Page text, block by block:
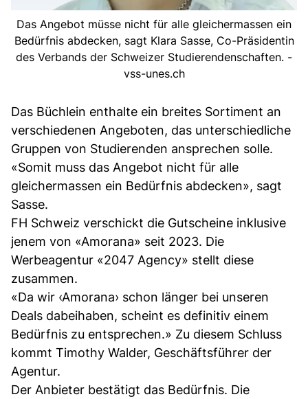
Das Angebot müsse nicht für alle gleichermassen ein
Bedürfnis abdecken, sagt Klara Sasse, Co-Präsidentin
des Verbands der Schweizer Studierendenschaften. -
vss-unes.ch
Das Büchlein enthalte ein breites Sortiment an
verschiedenen Angeboten, das unterschiedliche
Gruppen von Studierenden ansprechen solle.
«Somit muss das Angebot nicht für alle
gleichermassen ein Bedürfnis abdecken», sagt
Sasse.
FH Schweiz verschickt die Gutscheine inklusive
jenem von «Amorana» seit 2023. Die
Werbeagentur «2047 Agency» stellt diese
zusammen.
«Da wir ‹Amorana› schon länger bei unseren
Deals dabeihaben, scheint es definitiv einem
Bedürfnis zu entsprechen.» Zu diesem Schluss
kommt Timothy Walder, Geschäftsführer der
Agentur.
Der Anbieter bestätigt das Bedürfnis. Die